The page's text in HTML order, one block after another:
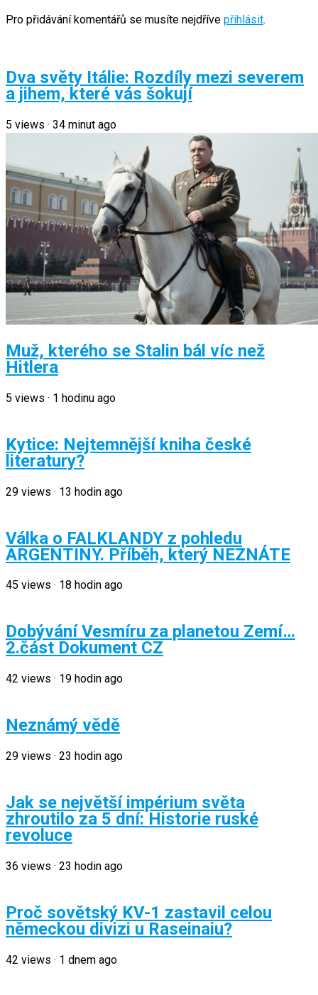
Pro přidávání komentářů se musíte nejdříve přihlásit.
Dva světy Itálie: Rozdíly mezi severem
a jihem, které vás šokují
5 views · 34 minut ago
Muž, kterého se Stalin bál víc než
Hitlera
5 views · 1 hodinu ago
Kytice: Nejtemnější kniha české
literatury?
29 views · 13 hodin ago
Válka o FALKLANDY z pohledu
ARGENTINY. Příběh, který NEZNÁTE
45 views · 18 hodin ago
Dobývání Vesmíru za planetou Zemí…
2.část Dokument CZ
42 views · 19 hodin ago
Neznámý vědě
29 views · 23 hodin ago
Jak se největší impérium světa
zhroutilo za 5 dní: Historie ruské
revoluce
36 views · 23 hodin ago
Proč sovětský KV-1 zastavil celou
německou divizi u Raseinaiu?
42 views · 1 dnem ago